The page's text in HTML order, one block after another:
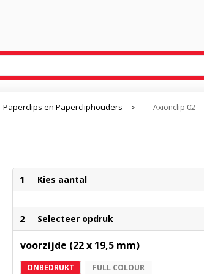
Paperclips en Papercliphouders > Axionclip 02
1 Kies aantal
2 Selecteer opdruk
voorzijde (22 x 19,5 mm)
ONBEDRUKT FULL COLOUR